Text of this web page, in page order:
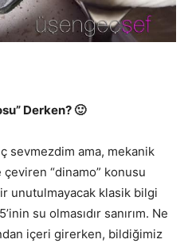
Derken? 🙂
sevmezdim ama, mekanik
“dinamo” konusu
unutulmayacak klasik bilgi
su olmasıdır sanırım. Ne
içeri girerken, bildiğimiz